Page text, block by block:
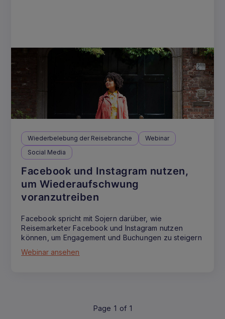
Wiederbelebung der Reisebranche
Webinar
Social Media
Facebook und Instagram nutzen,
um Wiederaufschwung
voranzutreiben
Facebook spricht mit Sojern darüber, wie
Reisemarketer Facebook und Instagram nutzen
können, um Engagement und Buchungen zu steigern
Webinar ansehen
Page 1 of 1